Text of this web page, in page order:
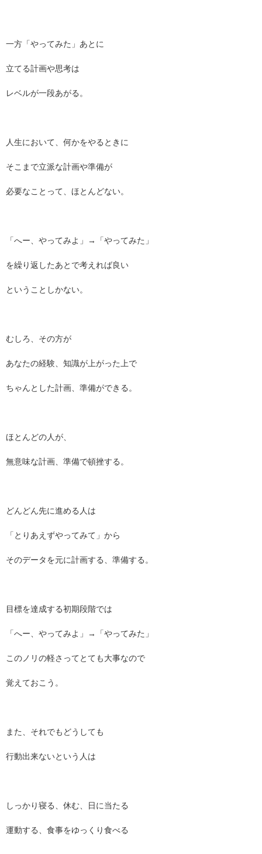
一方「やってみた」あとに
立てる計画や思考は
レベルが一段あがる。
人生において、何かをやるときに
そこまで立派な計画や準備が
必要なことって、ほとんどない。
「へー、やってみよ」→「やってみた」
を繰り返したあとで考えれば良い
ということしかない。
むしろ、その方が
あなたの経験、知識が上がった上で
ちゃんとした計画、準備ができる。
ほとんどの人が、
無意味な計画、準備で頓挫する。
どんどん先に進める人は
「とりあえずやってみて」から
そのデータを元に計画する、準備する。
目標を達成する初期段階では
「へー、やってみよ」→「やってみた」
このノリの軽さってとても大事なので
覚えておこう。
また、それでもどうしても
行動出来ないという人は
しっかり寝る、休む、日に当たる
運動する、食事をゆっくり食べる